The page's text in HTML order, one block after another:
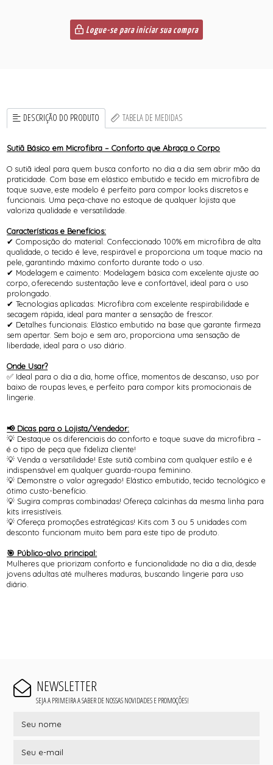
Logue-se para iniciar sua compra
DESCRIÇÃO DO PRODUTO TABELA DE MEDIDAS
Sutiã Básico em Microfibra – Conforto que Abraça o Corpo
O sutiã ideal para quem busca conforto no dia a dia sem abrir mão da
praticidade. Com base em elástico embutido e tecido em microfibra de
toque suave, este modelo é perfeito para compor looks discretos e
funcionais. Uma peça-chave no estoque de qualquer lojista que
valoriza qualidade e versatilidade.
Características e Benefícios:
✔ Composição do material: Confeccionado 100% em microfibra de alta
qualidade, o tecido é leve, respirável e proporciona um toque macio na
pele, garantindo máximo conforto durante todo o uso.
✔ Modelagem e caimento: Modelagem básica com excelente ajuste ao
corpo, oferecendo sustentação leve e confortável, ideal para o uso
prolongado.
✔ Tecnologias aplicadas: Microfibra com excelente respirabilidade e
secagem rápida, ideal para manter a sensação de frescor.
✔ Detalhes funcionais: Elástico embutido na base que garante firmeza
sem apertar. Sem bojo e sem aro, proporciona uma sensação de
liberdade, ideal para o uso diário.
Onde Usar?
✅ Ideal para o dia a dia, home office, momentos de descanso, uso por
baixo de roupas leves, e perfeito para compor kits promocionais de
lingerie.
📢 Dicas para o Lojista/Vendedor:
💡 Destaque os diferenciais do conforto e toque suave da microfibra –
é o tipo de peça que fideliza cliente!
💡 Venda a versatilidade! Este sutiã combina com qualquer estilo e é
indispensável em qualquer guarda-roupa feminino.
💡 Demonstre o valor agregado! Elástico embutido, tecido tecnológico e
ótimo custo-benefício.
💡 Sugira compras combinadas! Ofereça calcinhas da mesma linha para
kits irresistíveis.
💡 Ofereça promoções estratégicas! Kits com 3 ou 5 unidades com
desconto funcionam muito bem para este tipo de produto.
🎯 Público-alvo principal:
Mulheres que priorizam conforto e funcionalidade no dia a dia, desde
jovens adultas até mulheres maduras, buscando lingerie para uso
diário.
NEWSLETTER
SEJA A PRIMEIRA A SABER DE NOSSAS NOVIDADES E PROMOÇÕES!